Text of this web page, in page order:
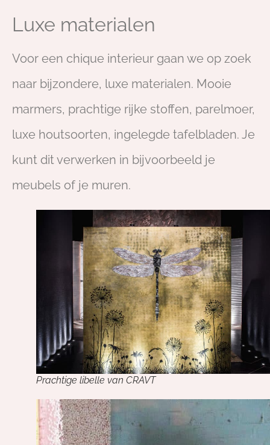
Luxe materialen
Voor een chique interieur gaan we op zoek
naar bijzondere, luxe materialen. Mooie
marmers, prachtige rijke stoffen, parelmoer,
luxe houtsoorten, ingelegde tafelbladen. Je
kunt dit verwerken in bijvoorbeeld je
meubels of je muren.
Prachtige libelle van CRAVT